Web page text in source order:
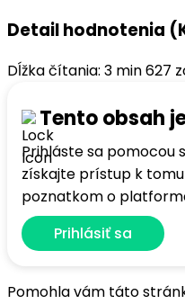
Detail hodnotenia
Dĺžka čítania: 3 min627
Tento obsah
Prihláste sa pomocou
získajte prístup k
poznatkom o
Prihlásiť sa
Pomohla vám táto